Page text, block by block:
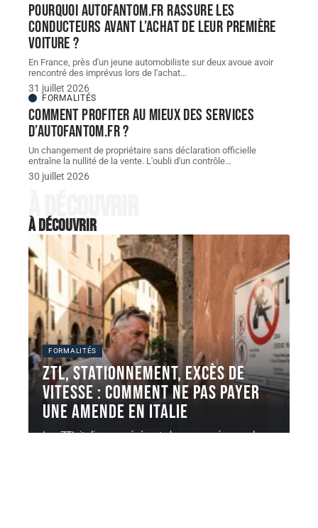
Pourquoi autofantom.fr rassure les
conducteurs avant l’achat de leur première
voiture ?
En France, près d'un jeune automobiliste sur deux avoue avoir
rencontré des imprévus lors de l'achat…
31 juillet 2026
FORMALITÉS
Comment profiter au mieux des services
d’autofantom.fr ?
Un changement de propriétaire sans déclaration officielle
entraîne la nullité de la vente. L'oubli d'un contrôle…
30 juillet 2026
À découvrir
À découvrir
FORMALITÉS
ZTL, stationnement, excès de
vitesse : comment ne pas payer
une AMENDE en Italie
Les ZTL italiennes génèrent chaque année un volume